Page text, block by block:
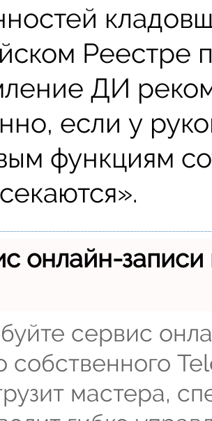
Реестре
ДИ
если у
функциям
онлайн-
сервис
собственного
мастера,